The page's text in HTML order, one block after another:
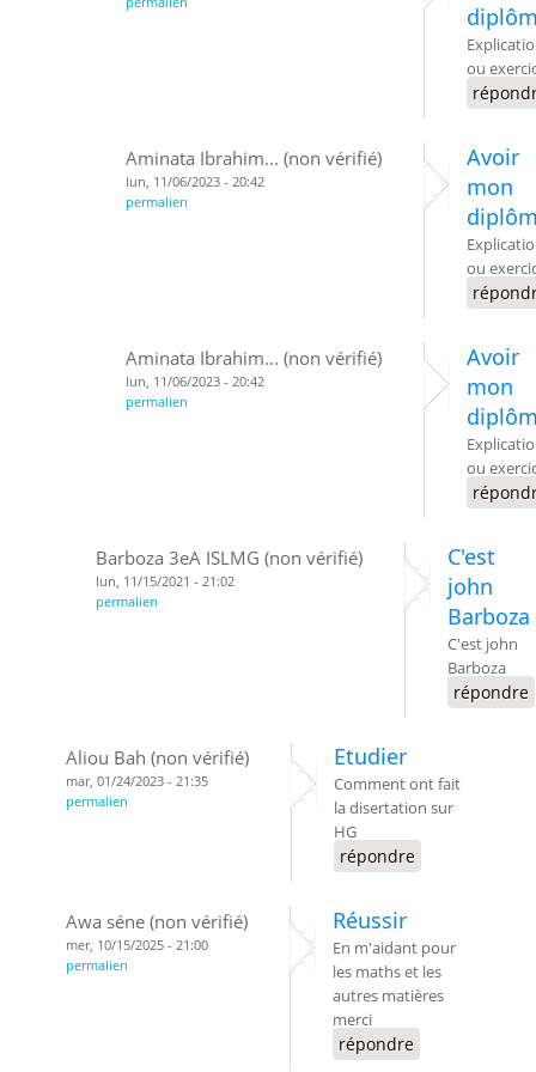
ou
Aminata Ibrahim... (non vérifié)
lun, 11/06/2023 - 20:42
permalien
Avoir
mon
ou
Aminata Ibrahim... (non vérifié)
lun, 11/06/2023 - 20:42
permalien
Avoir
mon
ou
Barboza 3eA ISLMG (non vérifié)
lun, 11/15/2021 - 21:02
permalien
C'est
john
Barboza
C'est john
Barboza
répondre
Aliou Bah (non vérifié)
mar, 01/24/2023 - 21:35
permalien
Etudier
Comment ont fait
la disertation sur
HG
répondre
Awa séne (non vérifié)
mer, 10/15/2025 - 21:00
permalien
Réussir
En m'aidant pour
les maths et les
autres matières
merci
répondre